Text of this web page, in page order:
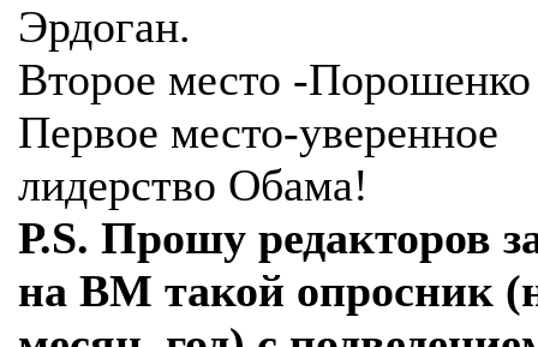
Эрдоган.
Второе место -Порошенко
Первое место-уверенное
лидерство Обама!
Р.S. Прошу редакторов
на ВМ такой опросник